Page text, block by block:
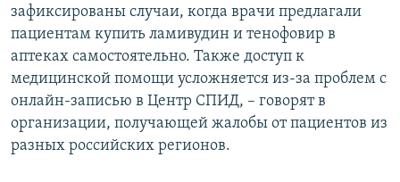
зафиксированы случаи, когда врачи предлагали
пациентам купить ламивудин и тенофовир в
аптеках самостоятельно. Также доступ к
медицинской помощи усложняется из-за проблем с
онлайн-записью в Центр СПИД, – говорят в
организации, получающей жалобы от пациентов из
разных российских регионов.